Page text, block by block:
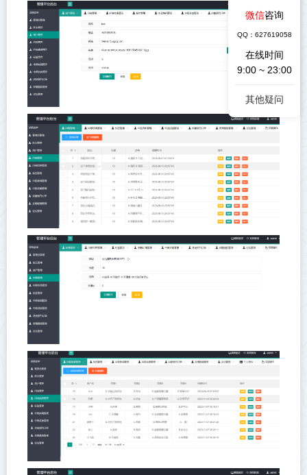
微信咨询
QQ：627619058
在线时间
9:00 ~ 23:00
其他疑问